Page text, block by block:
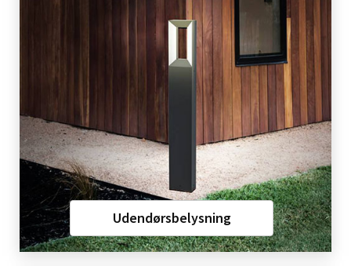
Udendørsbelysning